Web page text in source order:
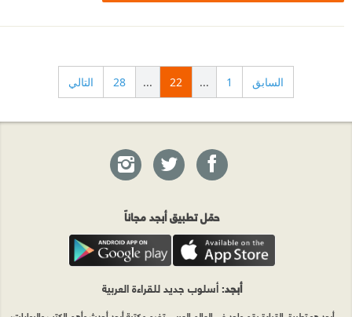
السابق 1
...
22
...
28 التالي
حمّل تطبيق أبجد مجاناً
أبجد: أسلوب جديد للقراءة العربية